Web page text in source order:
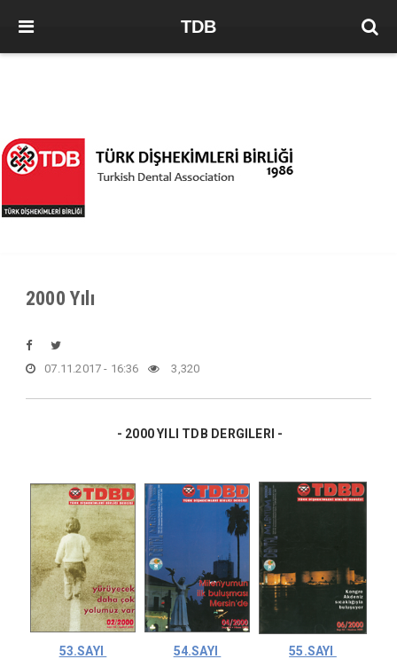
TDB
2000 Yılı
07.11.2017 - 16:36 3,320
- 2000 YILI TDB DERGILERI -
53.SAYI 54.SAYI 55.SAYI